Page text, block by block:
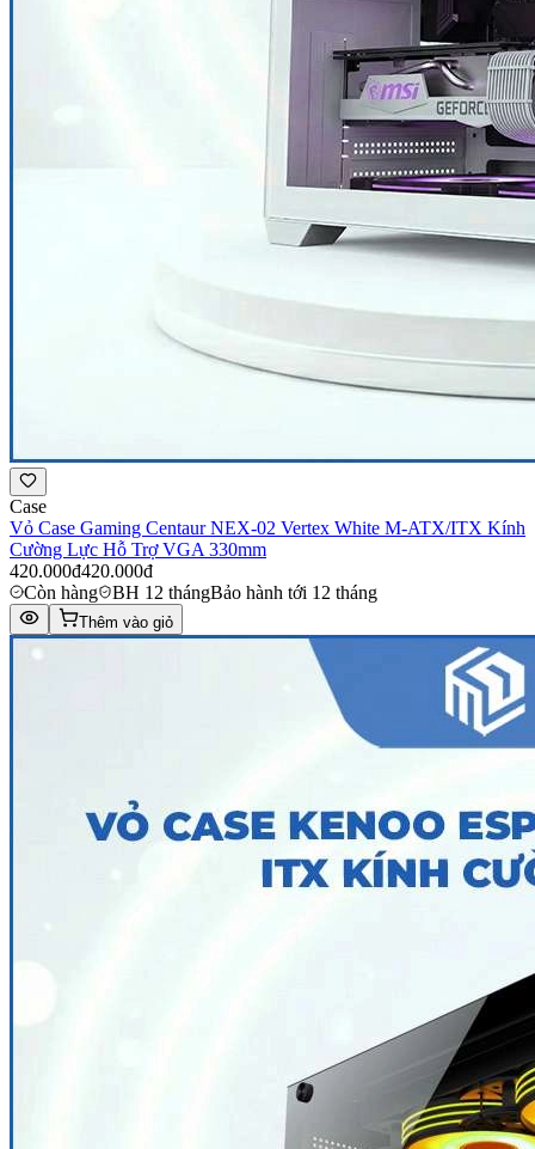
Case
Vỏ Case Gaming Centaur NEX-02 Vertex White M-ATX/ITX Kính
Cường Lực Hỗ Trợ VGA 330mm
420.000đ420.000đ
Còn hàng
BH 12 thángBảo hành tới 12 tháng
Thêm vào giỏ